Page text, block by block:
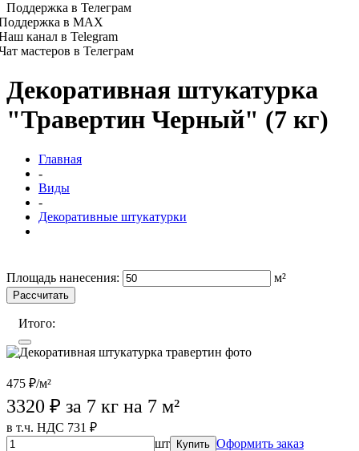
Поддержка в Телеграм
в MAX
канал в Telegram
мастеров в Телеграм
Декоративная штукатурка
"Травертин Черный" (7 кг)
Главная
-
Виды
-
Декоративные штукатурки
Площадь нанесения:
м²
Рассчитать
Итого:
475 ₽/м²
3320 ₽ за 7 кг на 7 м²
в т.ч. НДС 731 ₽
шт
Купить Оформить заказ